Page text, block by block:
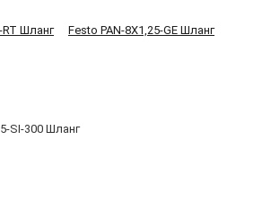
RT Шланг Festo PAN-8X1,25-GE Шланг